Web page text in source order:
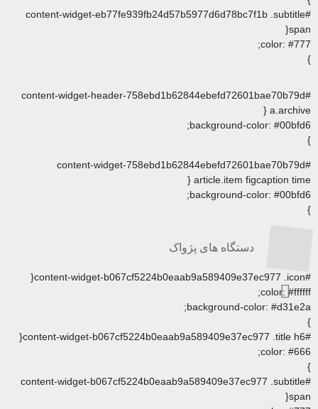
#content-widget-
#content-widget-header-
#content-widget-
#content-widget-